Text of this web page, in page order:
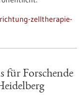
zelltherapie-
für Forschende